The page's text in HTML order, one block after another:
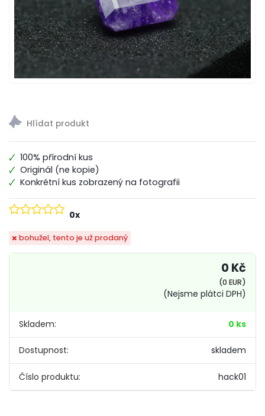
100% přírodní kus
Originál (ne kopie)
Konkrétní kus zobrazený na fotografii
bohužel, tento je už prodaný
0x
Skladem: 0 ks
Dostupnost: skladem
Číslo produktu: hack01
0 Kč
(0 EUR)
(Nejsme plátci DPH)